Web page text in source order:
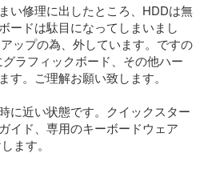
い修理に出したところ、HDDは無
ードは駄目になってしまいまし
ップの為、外しています。ですの
ラフィックボード、その他ハー
す。ご理解お願い致します。
に近い状態です。クイックスター
イド、専用のキーボードウェア
ます。